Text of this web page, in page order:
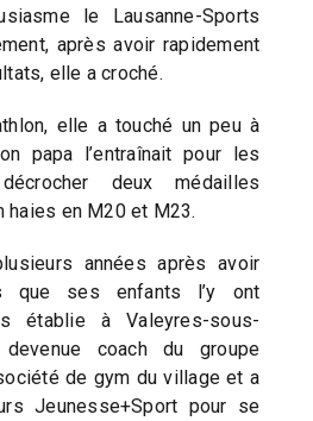
le Lausanne-Sports
après avoir rapidement
elle a croché.
elle a touché un peu à
papa l’entraînait pour les
deux médailles
haies en M20 et M23.
années après avoir
que ses enfants l’y ont
établie à Valeyres-sous-
coach du groupe
de gym du village et a
Jeunesse+Sport pour se